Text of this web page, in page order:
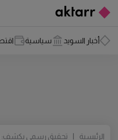
أخبار السويد سياسية
الرئيسية |
تحقيق رسمي يكشف: